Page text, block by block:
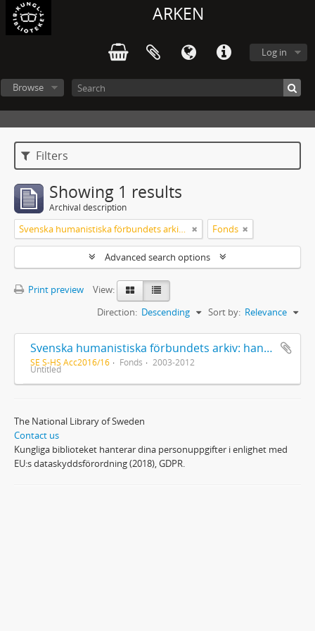
ARKEN
Log in
Browse
Filters
Showing 1 results
Archival description
Svenska humanistiska förbundets arkiv: handlingar 2003-2012 Fonds
Advanced search options
Print preview
View:
Sort by: Relevance
Direction: Descending
Svenska humanistiska förbundets arkiv: handlingar 2003-2012
SE S-HS Acc2016/16 Fonds 2003-2012
Untitled
The National Library of Sweden
Contact us
Kungliga biblioteket hanterar dina personuppgifter i enlighet med
EU:s dataskyddsförordning (2018), GDPR.